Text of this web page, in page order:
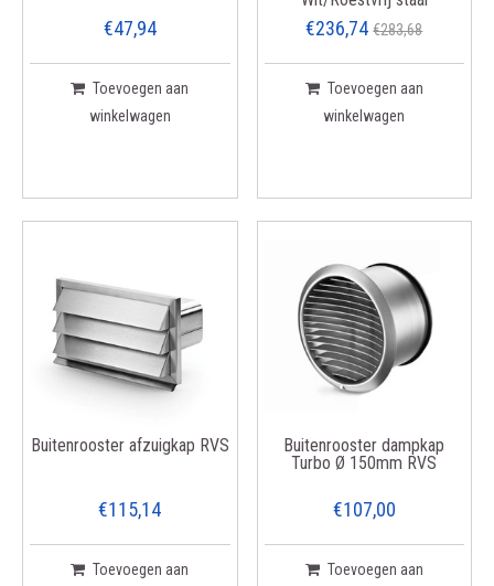
€47,94
Toevoegen aan
winkelwagen
€236,74 €283,68
Toevoegen aan
winkelwagen
Buitenrooster afzuigkap RVS
€115,14
Toevoegen aan
Buitenrooster dampkap
Turbo Ø 150mm RVS
€107,00
Toevoegen aan